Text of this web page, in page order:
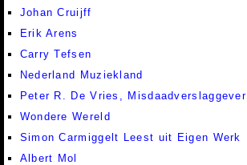
Johan Cruijff
Erik Arens
Carry Tefsen
Nederland Muziekland
Peter R. De Vries, Misdaadverslaggever
Wondere Wereld
Simon Carmiggelt Leest uit Eigen Werk
Albert Mol